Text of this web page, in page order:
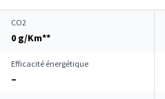
CO2
0 g/Km**
Efficacité énergétique
–